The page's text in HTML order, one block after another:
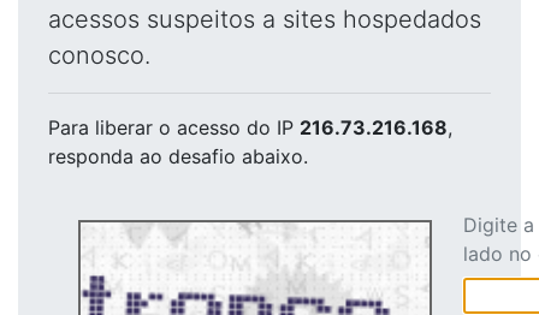
acessos suspeitos a sites hospedados
conosco.
Para liberar o acesso do IP 216.73.216.168,
responda ao desafio abaixo.
Digite
lado no